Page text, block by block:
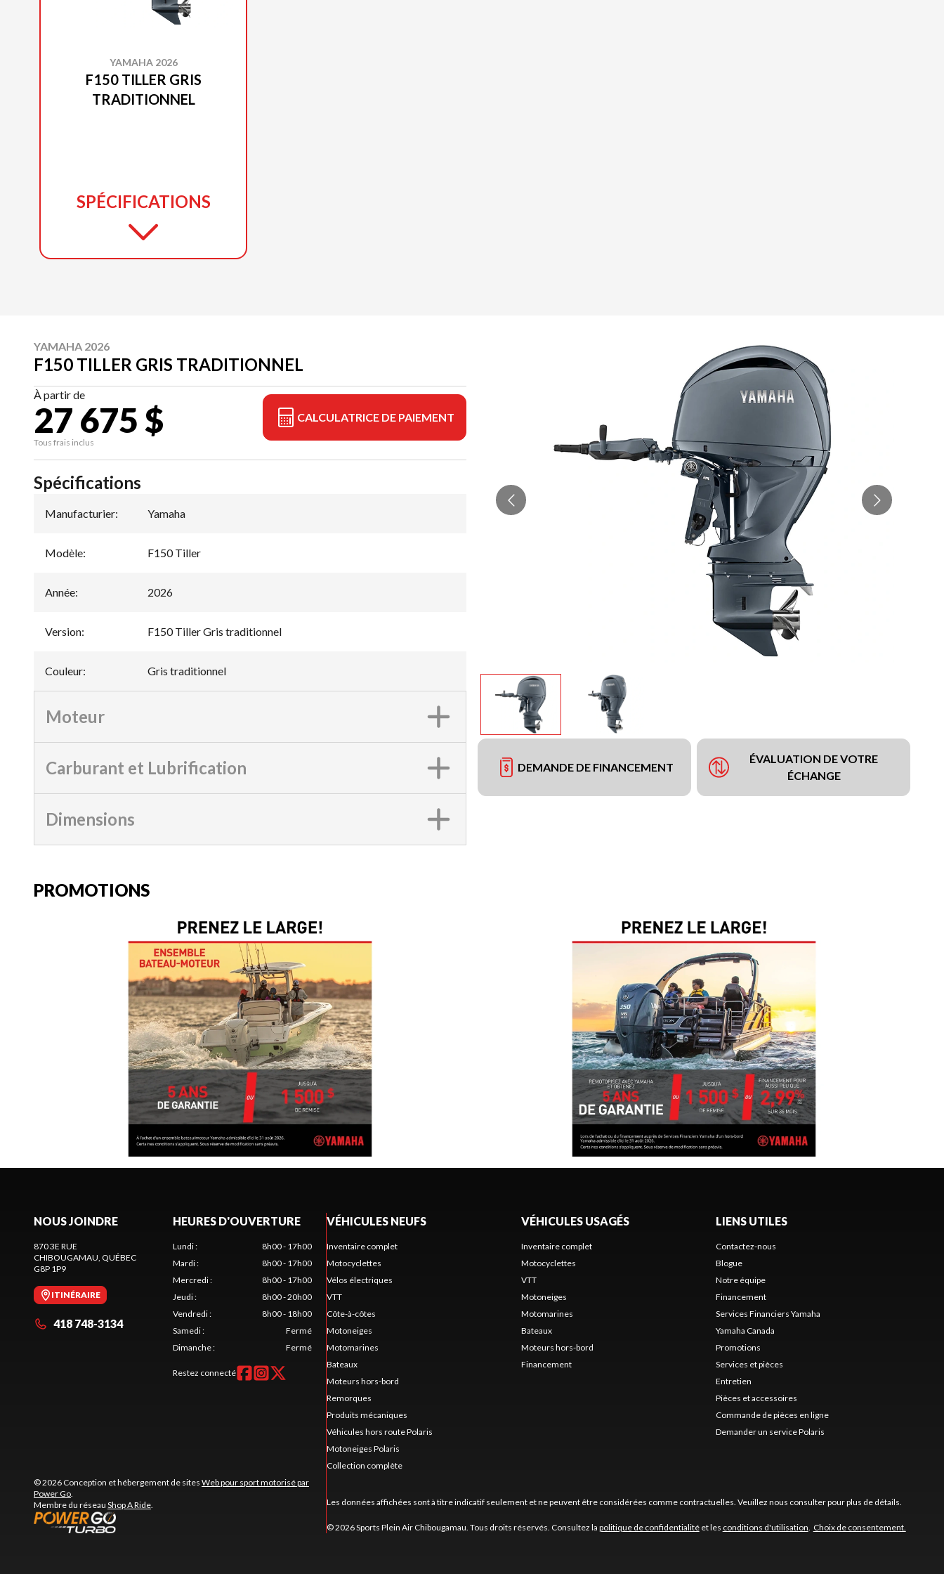
YAMAHA 2026
F150 TILLER GRIS
TRADITIONNEL
SPÉCIFICATIONS
YAMAHA 2026
F150 TILLER GRIS TRADITIONNEL
À partir de
27 675 $
Tous frais inclus
CALCULATRICE DE PAIEMENT
DEMANDE DE FINANCEMENT
ÉVALUATION DE VOTRE
ÉCHANGE
Spécifications
Manufacturier: Yamaha
Modèle: F150 Tiller
Année: 2026
Version: F150 Tiller Gris traditionnel
Couleur: Gris traditionnel
Moteur
Carburant et Lubrification
Dimensions
PROMOTIONS
NOUS JOINDRE
870 3E RUE
CHIBOUGAMAU , QUÉBEC
G8P 1P9
ITINÉRAIRE
418 748-3134
HEURES D'OUVERTURE
Lundi:
8h00 - 17h00
Mardi:
8h00 - 17h00
Mercredi:
8h00 - 17h00
Jeudi:
8h00 - 20h00
Vendredi:
8h00 - 18h00
Samedi:
Fermé
Dimanche: Fermé
Restez connecté
© 2026 Conception et hébergement de sites Web pour sport motorisé par
Power Go
Membre du réseau Shop A Ride
VÉHICULES NEUFS
Inventaire complet
Motocyclettes
Vélos électriques
VTT
Côte-à-côtes
Motoneiges
Motomarines
Bateaux
Moteurs hors-bord
Remorques
Produits mécaniques
Véhicules hors route Polaris
Motoneiges Polaris
Collection complète
VÉHICULES USAGÉS
Inventaire complet
Motocyclettes
VTT
Motoneiges
Motomarines
Bateaux
Moteurs hors-bord
Financement
LIENS UTILES
Contactez-nous
Blogue
Notre équipe
Financement
Services Financiers Yamaha
Yamaha Canada
Promotions
Services et pièces
Entretien
Pièces et accessoires
Commande de pièces en ligne
Demander un service Polaris
Les données affichées sont à titre indicatif seulement et ne peuvent être considérées comme contractuelles. Veuillez nous consulter pour plus de détails.
© 2026 Sports Plein Air Chibougamau. Tous droits réservés. Consultez la politique de confidentialitéet les conditions d'utilisation Choix de consentement.